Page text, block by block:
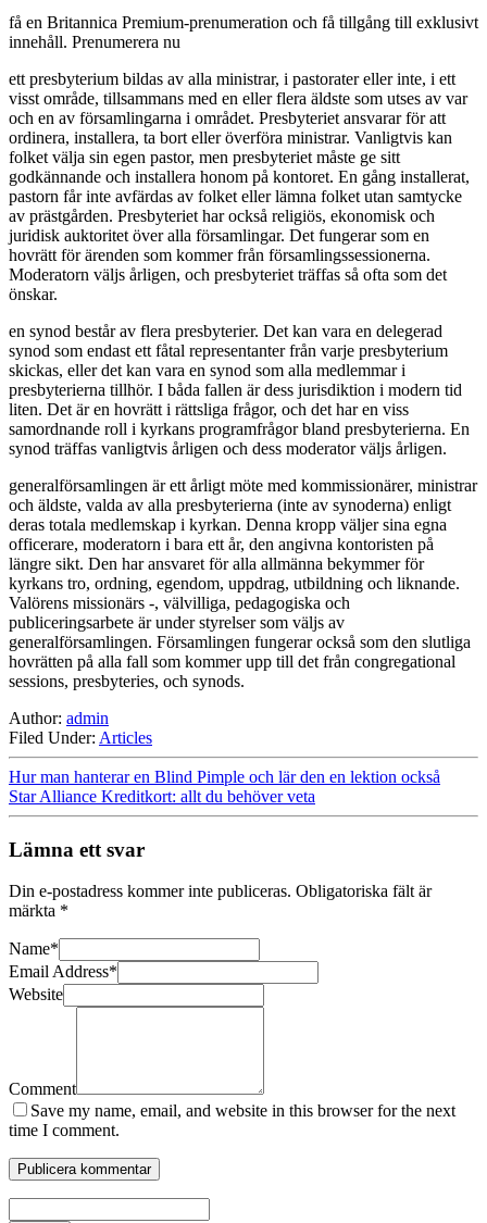
få en Britannica Premium-prenumeration och få tillgång till exklusivt
innehåll. Prenumerera nu
ett presbyterium bildas av alla ministrar, i pastorater eller inte, i ett
visst område, tillsammans med en eller flera äldste som utses av var
och en av församlingarna i området. Presbyteriet ansvarar för att
ordinera, installera, ta bort eller överföra ministrar. Vanligtvis kan
folket välja sin egen pastor, men presbyteriet måste ge sitt
godkännande och installera honom på kontoret. En gång installerat,
pastorn får inte avfärdas av folket eller lämna folket utan samtycke
av prästgården. Presbyteriet har också religiös, ekonomisk och
juridisk auktoritet över alla församlingar. Det fungerar som en
hovrätt för ärenden som kommer från församlingssessionerna.
Moderatorn väljs årligen, och presbyteriet träffas så ofta som det
önskar.
en synod består av flera presbyterier. Det kan vara en delegerad
synod som endast ett fåtal representanter från varje presbyterium
skickas, eller det kan vara en synod som alla medlemmar i
presbyterierna tillhör. I båda fallen är dess jurisdiktion i modern tid
liten. Det är en hovrätt i rättsliga frågor, och det har en viss
samordnande roll i kyrkans programfrågor bland presbyterierna. En
synod träffas vanligtvis årligen och dess moderator väljs årligen.
generalförsamlingen är ett årligt möte med kommissionärer, ministrar
och äldste, valda av alla presbyterierna (inte av synoderna) enligt
deras totala medlemskap i kyrkan. Denna kropp väljer sina egna
officerare, moderatorn i bara ett år, den angivna kontoristen på
längre sikt. Den har ansvaret för alla allmänna bekymmer för
kyrkans tro, ordning, egendom, uppdrag, utbildning och liknande.
Valörens missionärs -, välvilliga, pedagogiska och
publiceringsarbete är under styrelser som väljs av
generalförsamlingen. Församlingen fungerar också som den slutliga
hovrätten på alla fall som kommer upp till det från congregational
sessions, presbyteries, och synods.
Author: admin
Filed Under: Articles
Hur man hanterar en Blind Pimple och lär den en lektion också
Star Alliance Kreditkort: allt du behöver veta
Lämna ett svar
Din e-postadress kommer inte publiceras. Obligatoriska fält är
märkta *
Name*
Email Address*
Website
Comment
Save my name, email, and website in this browser for the next
time I comment.